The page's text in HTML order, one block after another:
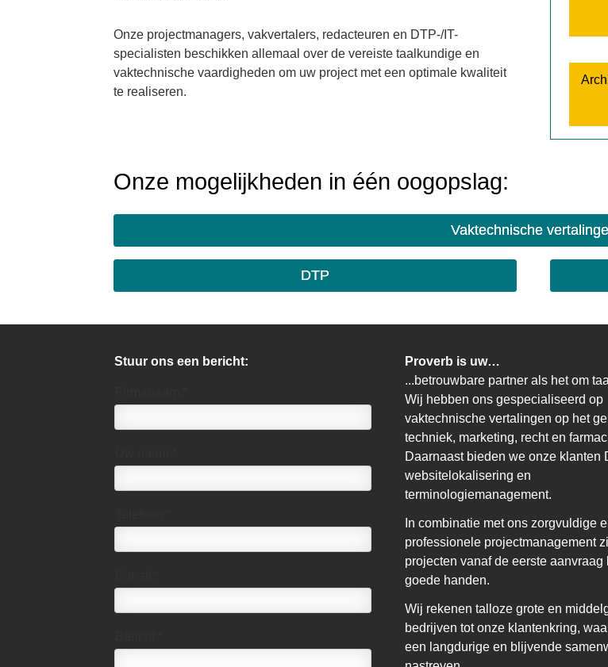
Onze projectmanagers, vakvertalers, redacteuren en DTP-/IT-
specialisten beschikken allemaal over de vereiste taalkundige en
vaktechnische vaardigheden om uw project met een optimale kwaliteit
te realiseren.
Onze mogelijkheden in één oogopslag:
Vaktechnische
DTP
Stuur ons een bericht:
Proverb is uw…
...betrouwbare partner als het om
Wij hebben ons gespecialiseerd op
vaktechnische vertalingen op het
techniek, marketing, recht en
Daarnaast bieden we onze klanten
websitelokalisering en
terminologiemanagement.
In combinatie met ons zorgvuldige
professionele projectmanagement
projecten vanaf de eerste aanvraag
goede handen.
Wij rekenen talloze grote en
bedrijven tot onze klantenkring,
een langdurige en blijvende